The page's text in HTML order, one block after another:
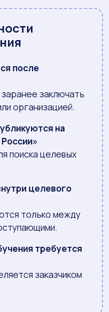
после
заключать
организацией.
на
поиска целевых
целевого
только между
требуется
заказчиком